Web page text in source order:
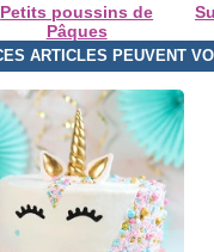
Petits poussins de
Pâques
ARTICLES PEUVENT